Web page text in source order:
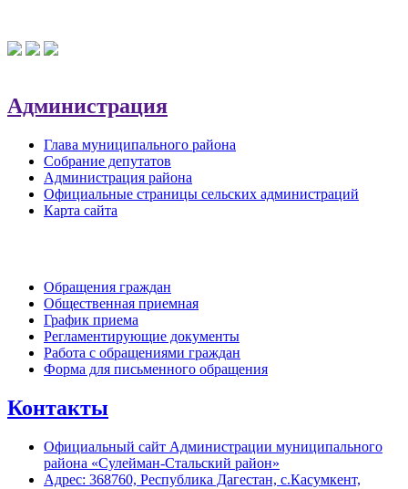
Администрация
Глава муниципального района
Собрание депутатов
Администрация района
Официальные страницы сельских администраций
Карта сайта
Обращения граждан
Общественная приемная
График приема
Регламентирующие документы
Работа с обращениями граждан
Форма для письменного обращения
Контакты
Официальный сайт Администрации муниципального
района «Сулейман-Стальский район»
Адрес: 368760, Республика Дагестан, с.Касумкент,